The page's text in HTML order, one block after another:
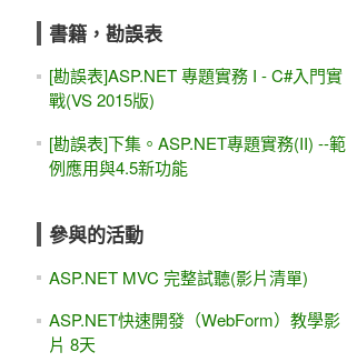
書籍，勘誤表
[勘誤表]ASP.NET 專題實務 I - C#入門實
戰(VS 2015版)
[勘誤表]下集。ASP.NET專題實務(II) --範
例應用與4.5新功能
參與的活動
ASP.NET MVC 完整試聽(影片清單)
ASP.NET快速開發（WebForm）教學影
片 8天